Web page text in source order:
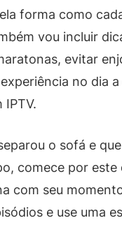
forma como
vou incluir
evitar
no dia
IPTV.
o sofá e
comece por este
com seu
e use uma